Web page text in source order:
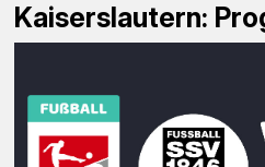
Kaiserslautern: